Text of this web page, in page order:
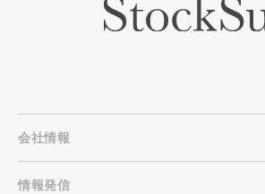
会社情報
情報発信